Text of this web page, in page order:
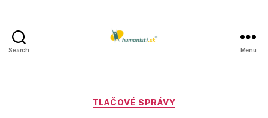
Search Menu
Kategórie
TLAČOVÉ SPRÁVY